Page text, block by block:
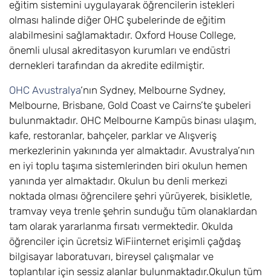
eğitim sistemini uygulayarak öğrencilerin istekleri
olması halinde diğer OHC şubelerinde de eğitim
alabilmesini sağlamaktadır. Oxford House College,
önemli ulusal akreditasyon kurumları ve endüstri
dernekleri tarafından da akredite edilmiştir.
OHC Avustralya‘nın Sydney, Melbourne Sydney,
Melbourne, Brisbane, Gold Coast ve Cairns’te şubeleri
bulunmaktadır. OHC Melbourne Kampüs binası ulaşım,
kafe, restoranlar, bahçeler, parklar ve Alışveriş
merkezlerinin yakınında yer almaktadır. Avustralya’nın
en iyi toplu taşıma sistemlerinden biri okulun hemen
yanında yer almaktadır. Okulun bu denli merkezi
noktada olması öğrencilere şehri yürüyerek, bisikletle,
tramvay veya trenle şehrin sunduğu tüm olanaklardan
tam olarak yararlanma fırsatı vermektedir. Okulda
öğrenciler için ücretsiz WiFiinternet erişimli çağdaş
bilgisayar laboratuvarı, bireysel çalışmalar ve
toplantılar için sessiz alanlar bulunmaktadır.Okulun tüm